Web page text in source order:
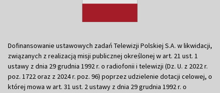
Dofinansowanie ustawowych zadań Telewizji Polskiej S.A. w likwidacji,
związanych z realizacją misji publicznej określonej w art. 21 ust. 1
ustawy z dnia 29 grudnia 1992 r. o radiofonii i telewizji (Dz. U. z 2022 r.
poz. 1722 oraz z 2024 r. poz. 96) poprzez udzielenie dotacji celowej, o
której mowa w art. 31 ust. 2 ustawy z dnia 29 grudnia 1992 r. o